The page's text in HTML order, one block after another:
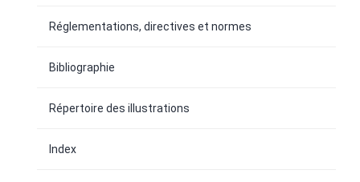
Réglementations, directives et normes
Bibliographie
Répertoire des illustrations
Index